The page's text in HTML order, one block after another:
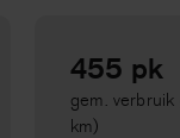
455 pk
gem.
km)